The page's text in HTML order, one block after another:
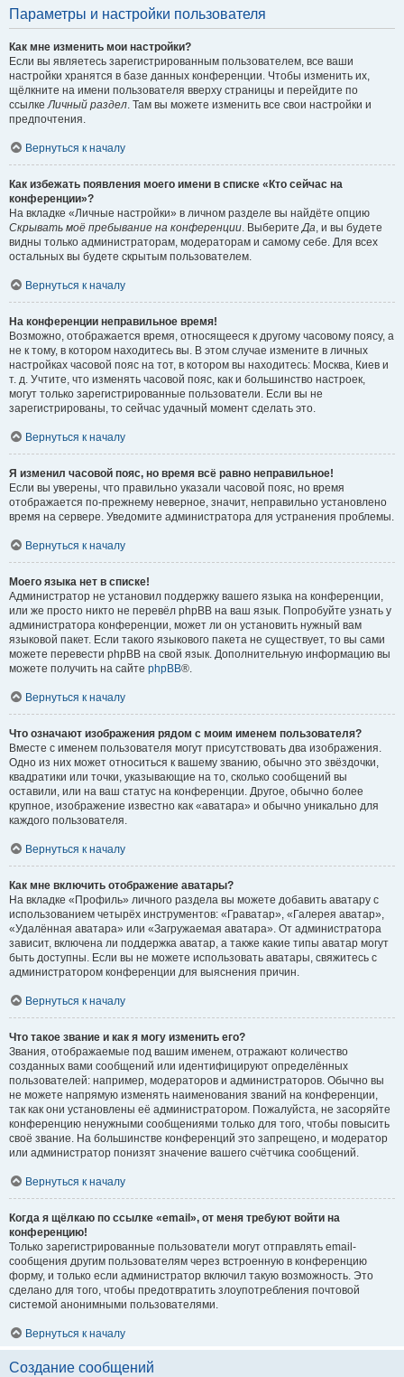
Параметры и настройки пользователя
Как мне изменить мои настройки?
Если вы являетесь зарегистрированным пользователем, все ваши
настройки хранятся в базе данных конференции. Чтобы изменить их,
щёлкните на имени пользователя вверху страницы и перейдите по
ссылкеЛичный раздел. Там вы можете изменить все свои настройки и
предпочтения.
Вернуться к началу
Как избежать появления моего имени в списке «Кто сейчас на
конференции»?
На вкладке «Личные настройки» в личном разделе вы найдёте опцию
Скрывать моё пребывание на конференции. ВыберитеДа, и вы будете
видны только администраторам, модераторам и самому себе. Для всех
остальных вы будете скрытым пользователем.
Вернуться к началу
На конференции неправильное время!
Возможно, отображается время, относящееся к другому часовому поясу, а
не к тому, в котором находитесь вы. В этом случае измените в личных
настройках часовой пояс на тот, в котором вы находитесь: Москва, Киев и
т. д. Учтите, что изменять часовой пояс, как и большинство настроек,
могут только зарегистрированные пользователи. Если вы не
зарегистрированы, то сейчас удачный момент сделать это.
Вернуться к началу
Я изменил часовой пояс, но время всё равно неправильное!
Если вы уверены, что правильно указали часовой пояс, но время
отображается по-прежнему неверное, значит, неправильно установлено
время на сервере. Уведомите администратора для устранения проблемы.
Вернуться к началу
Моего языка нет в списке!
Администратор не установил поддержку вашего языка на конференции,
или же просто никто не перевёл phpBB на ваш язык. Попробуйте узнать у
администратора конференции, может ли он установить нужный вам
языковой пакет. Если такого языкового пакета не существует, то вы сами
можете перевести phpBB на свой язык. Дополнительную информацию вы
можете получить на сайте phpBB®.
Вернуться к началу
Что означают изображения рядом с моим именем пользователя?
Вместе с именем пользователя могут присутствовать два изображения.
Одно из них может относиться к вашему званию, обычно это звёздочки,
квадратики или точки, указывающие на то, сколько сообщений вы
оставили, или на ваш статус на конференции. Другое, обычно более
крупное, изображение известно как «аватара» и обычно уникально для
каждого пользователя.
Вернуться к началу
Как мне включить отображение аватары?
На вкладке «Профиль» личного раздела вы можете добавить аватару с
использованием четырёх инструментов: «Граватар», «Галерея аватар»,
«Удалённая аватара» или «Загружаемая аватара». От администратора
зависит, включена ли поддержка аватар, а также какие типы аватар могут
быть доступны. Если вы не можете использовать аватары, свяжитесь с
администратором конференции для выяснения причин.
Вернуться к началу
Что такое звание и как я могу изменить его?
Звания, отображаемые под вашим именем, отражают количество
созданных вами сообщений или идентифицируют определённых
пользователей: например, модераторов и администраторов. Обычно вы
не можете напрямую изменять наименования званий на конференции,
так как они установлены её администратором. Пожалуйста, не засоряйте
конференцию ненужными сообщениями только для того, чтобы повысить
своё звание. На большинстве конференций это запрещено, и модератор
или администратор понизят значение вашего счётчика сообщений.
Вернуться к началу
Когда я щёлкаю по ссылке «email», от меня требуют войти на
конференцию!
Только зарегистрированные пользователи могут отправлять email-
сообщения другим пользователям через встроенную в конференцию
форму, и только если администратор включил такую возможность. Это
сделано для того, чтобы предотвратить злоупотребления почтовой
системой анонимными пользователями.
Вернуться к началу
Создание сообщений